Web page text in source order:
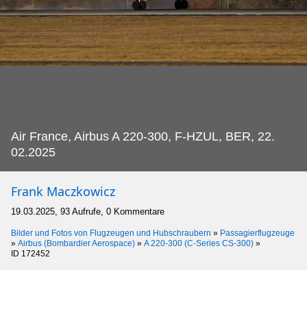
Air France, Airbus A 220-300, F-HZUL, BER, 22.
02.2025
Frank Maczkowicz
19.03.2025, 93 Aufrufe, 0 Kommentare
Bilder und Fotos von Flugzeugen und Hubschraubern » Passagierflugzeuge
» Airbus (Bombardier Aerospace) » A 220-300 (C-Series CS-300) »
ID 172452